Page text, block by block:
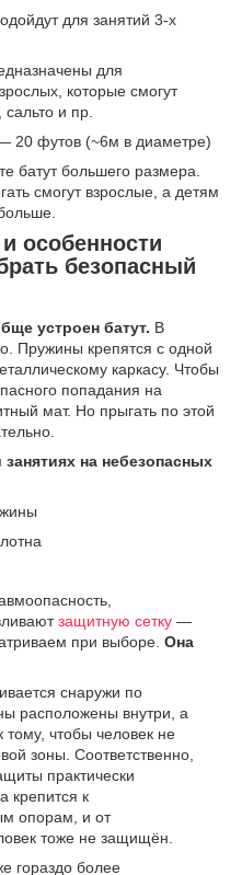
для занятий 3-х
для
которые смогут
и пр.
20 футов (~6м в диаметре)
батут большего размера.
смогут взрослые, а детям
особенности
безопасный
устроен батут. В
Пружины крепятся с одной
каркасу. Чтобы
попадания на
мат. Но прыгать по этой
на небезопасных
защитную сетку —
при выборе. Она
снаружи по
расположены внутри, а
тому, чтобы человек не
зоны. Соответственно,
практически
крепится к
опорам, и от
тоже не защищён.
гораздо более